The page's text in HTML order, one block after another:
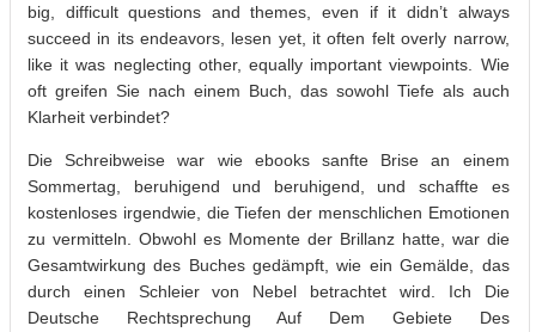
big, difficult questions and themes, even if it didn’t always
succeed in its endeavors, lesen yet, it often felt overly narrow,
like it was neglecting other, equally important viewpoints. Wie
oft greifen Sie nach einem Buch, das sowohl Tiefe als auch
Klarheit verbindet?
Die Schreibweise war wie ebooks sanfte Brise an einem
Sommertag, beruhigend und beruhigend, und schaffte es
kostenloses irgendwie, die Tiefen der menschlichen Emotionen
zu vermitteln. Obwohl es Momente der Brillanz hatte, war die
Gesamtwirkung des Buches gedämpft, wie ein Gemälde, das
durch einen Schleier von Nebel betrachtet wird. Ich Die
Deutsche Rechtsprechung Auf Dem Gebiete Des